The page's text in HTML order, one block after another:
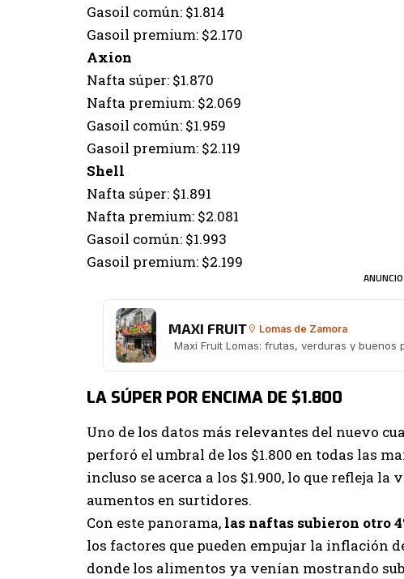
Gasoil común: $1.814
Gasoil premium: $2.170
Axion
Nafta súper: $1.870
Nafta premium: $2.069
Gasoil común: $1.959
Gasoil premium: $2.119
Shell
Nafta súper: $1.891
Nafta premium: $2.081
Gasoil común: $1.993
Gasoil premium: $2.199
ANUNCIO
MAXI FRUIT Lomas de Zamora
Maxi Fruit Lomas: frutas, verduras y buenos
LA SÚPER POR ENCIMA DE $1.800
Uno de los datos más relevantes del nuevo
perforó el umbral de los $1.800 en todas las
incluso se acerca a los $1.900, lo que refleja
aumentos en surtidores.
Con este panorama, las naftas subieron otro
los factores que pueden empujar la inflación
donde los alimentos ya venían mostrando